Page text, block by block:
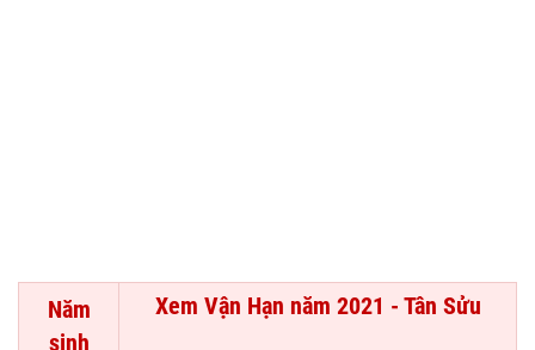
Năm
sinh
Xem Vận Hạn năm 2021 - Tân Sửu